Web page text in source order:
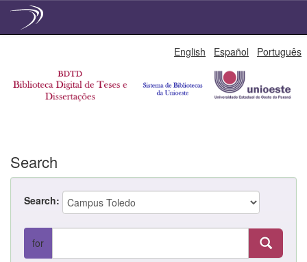
English Español Português
Search
Search:
for